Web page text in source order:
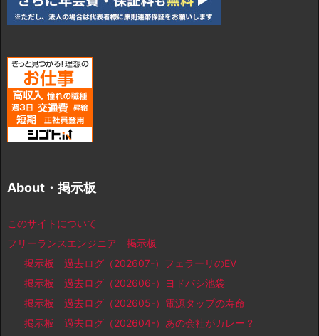
About・掲示板
このサイトについて
フリーランスエンジニア 掲示板
掲示板 過去ログ（202607-）フェラーリのEV
掲示板 過去ログ（202606-）ヨドバシ池袋
掲示板 過去ログ（202605-）電源タップの寿命
掲示板 過去ログ（202604-）あの会社がカレー？